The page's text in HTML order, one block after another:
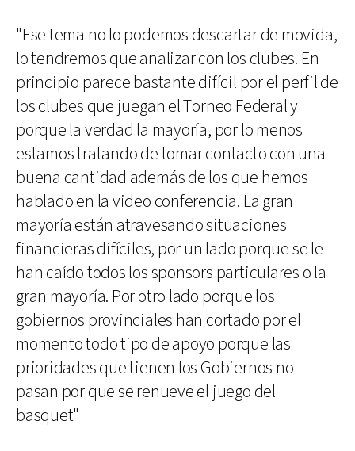
"Ese tema no lo podemos descartar de movida,
lo tendremos que analizar con los clubes. En
principio parece bastante difícil por el perfil de
los clubes que juegan el Torneo Federal y
porque la verdad la mayoría, por lo menos
estamos tratando de tomar contacto con una
buena cantidad además de los que hemos
hablado en la video conferencia. La gran
mayoría están atravesando situaciones
financieras difíciles, por un lado porque se le
han caído todos los sponsors particulares o la
gran mayoría. Por otro lado porque los
gobiernos provinciales han cortado por el
momento todo tipo de apoyo porque las
prioridades que tienen los Gobiernos no
pasan por que se renueve el juego del
basquet"